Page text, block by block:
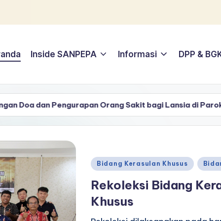
Inside SANPEPA Informasi DPP &
Orang Sakit bagi Lansia di Paroki St. Petrus dan
Posted
Bidang Kerasulan Khusus
Rekoleksi Bidang
Khusus